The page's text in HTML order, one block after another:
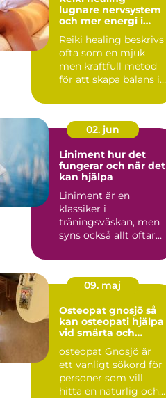
lugnare nervsystem
och mer energi i
Reiki healing beskrivs
ofta som en mjuk
men kraftfull metod
för att skapa balans i
02. jun
Liniment hur det
fungerar och när det
kan hjälpa
Liniment är en
klassiker i
träningsväskan, men
syns också allt oftare i
på behandlin...
09. maj
Osteopat gnosjö så
kan osteopati hjälpa
vid smärta och
osteopat Gnosjö är
ett vanligt sökord för
personer som vill
hitta en naturlig och